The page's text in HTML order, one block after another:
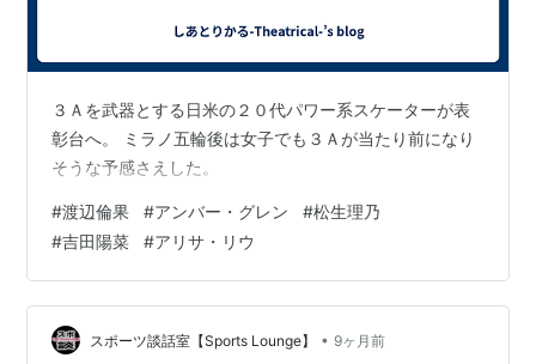
３Ａを武器とする日米の２０代パワー系スケーターが表
彰台へ。 ミラノ五輪後は女子でも３Ａが当たり前になり
そうな予感さえした。
#渡辺倫果 #アンバー・グレン #松生理乃
#吉田陽菜 #アリサ・リウ
スポーツ談話室【Sports Lounge】 • 9ヶ月前